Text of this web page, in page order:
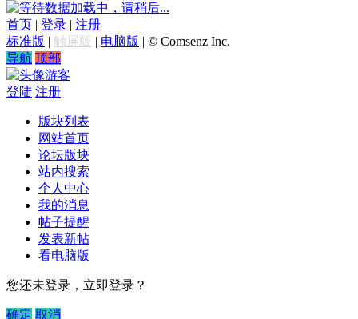
数据加载中，请稍后...
首页 | 登录 | 注册
标准版 | 触屏版 | 电脑版 | © Comsenz Inc.
导航 顶部
游客
登陆 注册
版块列表
网站首页
论坛版块
站内搜索
个人中心
我的消息
帖子提醒
发表新帖
看电脑版
您还未登录，立即登录？
确定 取消